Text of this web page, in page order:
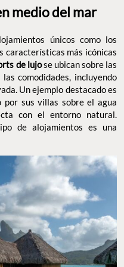
medio del mar
únicos como los
características más icónicas
de lujose ubican sobre las
comodidades, incluyendo
Un ejemplo destacado es
por sus villas sobre el agua
con el entorno natural.
de alojamientos es una